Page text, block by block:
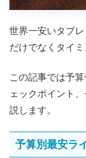
世界一安いタブ
だけでなくタイ
この記事では予
ェックポイント
説します。
予算別最安ラ